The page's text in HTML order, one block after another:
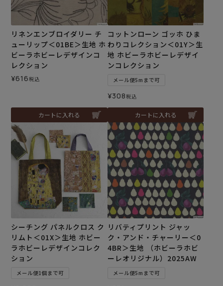
リネンエンブロイダリー チ
ューリップ＜01BE＞生地 ホ
ビーラホビーレデザインコ
レクション
¥616税込
カートに入れる
コットンローン ゴッホ ひま
わりコレクション＜01Y＞生
地 ホビーラホビーレデザイ
ンコレクション
メール便5mまで可
¥308税込
カートに入れる
シーチング パネルクロス ク
リムト＜01X＞生地 ホビー
ラホビーレデザインコレク
ション
メール便1個まで可
リバティプリント ジャッ
ク・アンド・チャーリー＜0
4BR＞生地 （ホビーラホビ
ーレオリジナル）2025AW
メール便5mまで可